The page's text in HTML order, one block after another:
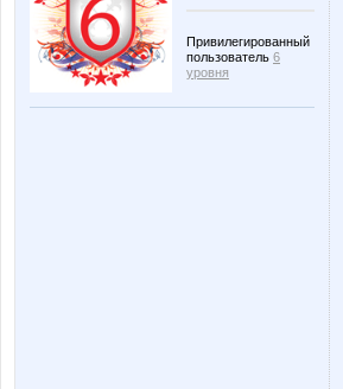
Привилегированный
пользователь 6
уровня